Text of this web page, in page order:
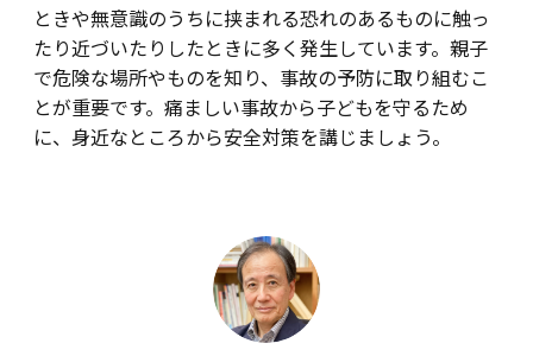
ときや無意識のうちに挟まれる恐れのあるものに触っ
たり近づいたりしたときに多く発生しています。親子
で危険な場所やものを知り、事故の予防に取り組むこ
とが重要です。痛ましい事故から子どもを守るため
に、身近なところから安全対策を講じましょう。